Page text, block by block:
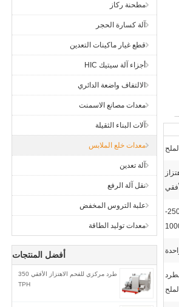
مطحنة ركاز
آلة كسارة الحجر
قطع غيار ماكينات التعدين
أجزاء آلة سيتيك HIC
الالتفاف واضعة الدائري
معدات مصانع الاسمنت
آلات البناء الثقيلة
معدات خلع الملابس
آلة تعدين
نقل آلة الرفع
علبة التروس المخفض
معدات توليد الطاقة
أفضل المنتجات
طرد مركزي للفحم الاهتزاز الأفقي 350
TPH
2500-10000 كجم ، 2500-